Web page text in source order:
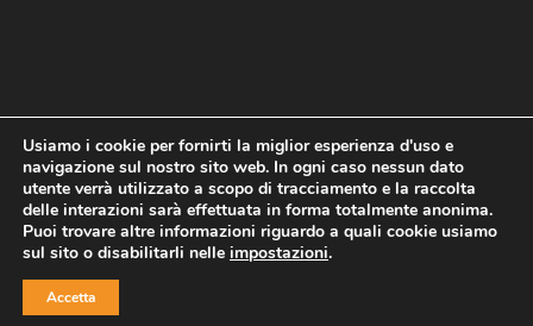
Home Statuto e bilancio
Contatti
Privacy
Cookie Child Protection Policy
Copyright © 2021 AddioPizzo | Tutti i diritti riservati | Sede
Usiamo i cookie per fornirti la miglior esperienza d'uso e
navigazione sul nostro sito web. In ogni caso nessun dato
utente verrà utilizzato a scopo di tracciamento e la raccolta
delle interazioni sarà effettuata in forma totalmente anonima.
Puoi trovare altre informazioni riguardo a quali cookie usiamo
sul sito o disabilitarli nelle impostazioni.
Accetta